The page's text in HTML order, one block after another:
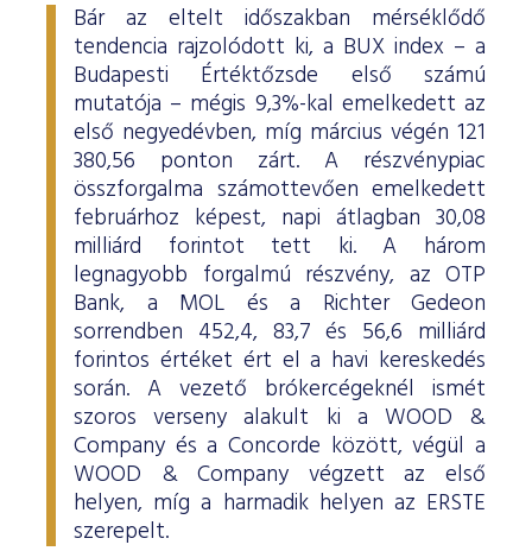
Bár az eltelt időszakban mérséklődő
tendencia rajzolódott ki, a BUX index – a
Budapesti Értéktőzsde első számú
mutatója – mégis 9,3%-kal emelkedett az
első negyedévben, míg március végén 121
380,56 ponton zárt. A részvénypiac
összforgalma számottevően emelkedett
februárhoz képest, napi átlagban 30,08
milliárd forintot tett ki. A három
legnagyobb forgalmú részvény, az OTP
Bank, a MOL és a Richter Gedeon
sorrendben 452,4, 83,7 és 56,6 milliárd
forintos értéket ért el a havi kereskedés
során. A vezető brókercégeknél ismét
szoros verseny alakult ki a WOOD &
Company és a Concorde között, végül a
WOOD & Company végzett az első
helyen, míg a harmadik helyen az ERSTE
szerepelt.